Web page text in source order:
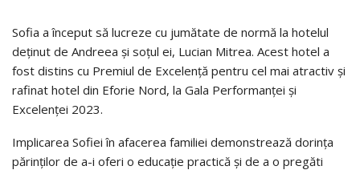
Sofia a început să lucreze cu jumătate de normă la hotelul
deținut de Andreea și soțul ei, Lucian Mitrea. Acest hotel a
fost distins cu Premiul de Excelență pentru cel mai atractiv și
rafinat hotel din Eforie Nord, la Gala Performanței și
Excelenței 2023.
Implicarea Sofiei în afacerea familiei demonstrează dorința
părinților de a-i oferi o educație practică și de a o pregăti